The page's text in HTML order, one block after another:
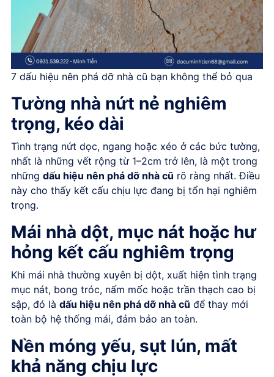
7 dấu hiệu nên phá dỡ nhà cũ bạn không thể bỏ qua
Tường nhà nứt nẻ nghiêm
trọng, kéo dài
Tình trạng nứt dọc, ngang hoặc xéo ở các bức tường,
nhất là những vết rộng từ 1–2cm trở lên, là một trong
những dấu hiệu nên phá dỡ nhà cũ rõ ràng nhất. Điều
này cho thấy kết cấu chịu lực đang bị tổn hại nghiêm
trọng.
Mái nhà dột, mục nát hoặc hư
hỏng kết cấu nghiêm trọng
Khi mái nhà thường xuyên bị dột, xuất hiện tình trạng
mục nát, bong tróc, nấm mốc hoặc trần thạch cao bị
sập, đó là dấu hiệu nên phá dỡ nhà cũ để thay mới
toàn bộ hệ thống mái, đảm bảo an toàn.
Nền móng yếu, sụt lún, mất
khả năng chịu lực